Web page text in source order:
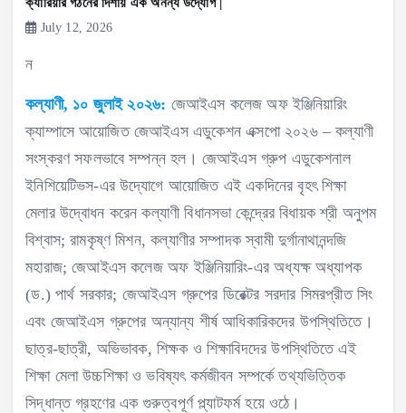
July 12, 2026
ন
কল্যাণী, ১০ জুলাই ২০২৬: জেআইএস কলেজ অফ ইঞ্জিনিয়ারিং
ক্যাম্পাসে আয়োজিত জেআইএস এডুকেশন এক্সপো ২০২৬ – কল্যাণী
সংস্করণ সফলভাবে সম্পন্ন হল। জেআইএস গ্রুপ এডুকেশনাল
ইনিশিয়েটিভস-এর উদ্যোগে আয়োজিত এই একদিনের বৃহৎ শিক্ষা
মেলার উদ্বোধন করেন কল্যাণী বিধানসভা কেন্দ্রের বিধায়ক শ্রী অনুপম
বিশ্বাস; রামকৃষ্ণ মিশন, কল্যাণীর সম্পাদক স্বামী দুর্গানাথানন্দজি
মহারাজ; জেআইএস কলেজ অফ ইঞ্জিনিয়ারিং-এর অধ্যক্ষ অধ্যাপক
(ড.) পার্থ সরকার; জেআইএস গ্রুপের ডিরেক্টর সরদার সিমরপ্রীত সিং
এবং জেআইএস গ্রুপের অন্যান্য শীর্ষ আধিকারিকদের উপস্থিতিতে।
ছাত্র-ছাত্রী, অভিভাবক, শিক্ষক ও শিক্ষাবিদদের উপস্থিতিতে এই
শিক্ষা মেলা উচ্চশিক্ষা ও ভবিষ্যৎ কর্মজীবন সম্পর্কে তথ্যভিত্তিক
সিদ্ধান্ত গ্রহণের এক গুরুত্বপূর্ণ প্ল্যাটফর্ম হয়ে ওঠে।